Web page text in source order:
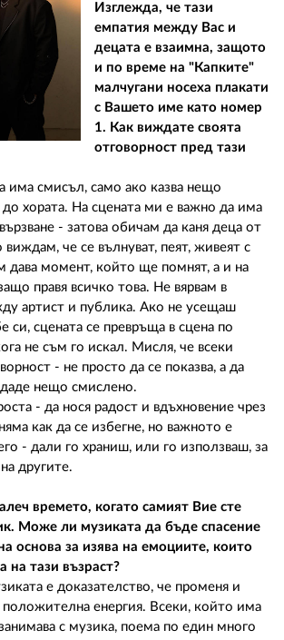
Изглежда, че тази
емпатия между Вас и
децата е взаимна, защото
и по време на "Капките"
малчугани носеха плакати
с Вашето име като номер
1. Как виждате своята
отговорност пред тази
има смисъл, само ако казва нещо
до хората. На сцената ми е важно да има
- затова обичам да каня деца от
виждам, че се вълнуват, пеят, живеят с
дава момент, който ще помнят, а и на
правя всичко това. Не вярвам в
артист и публика. Ако не усещаш
си, сцената се превръща в сцена по
не съм го искал. Мисля, че всеки
- не просто да се показва, а да
нещо смислено.
- да нося радост и вдъхновение чрез
как да се избегне, но важното е
- дали го храниш, или го използваш, за
другите.
времето, когато самият Вие сте
Може ли музиката да бъде спасение
основа за изява на емоциите, които
на тази възраст?
е доказателство, че променя и
положителна енергия. Всеки, който има
с музика, поема по един много